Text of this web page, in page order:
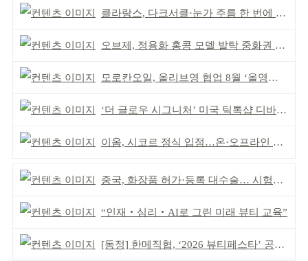
클라랑스, 다크서클·눈가 주름 한 번에 더블 케어
오브제, 정용화 홍콩 모델 발탁 중화권 공략 강화
모로칸오일, 올리브영 협업 8월 ‘올영픽’ 선정
‘더 글로우 시그니처’ 미국 틱톡샵 디바이스 부문 1위
이옴, 시코르 정식 입점…온·오프라인 유통망 확대
중국, 화장품 허가·등록 대수술… 시험자료 공용 허용
“인재‧심리‧AI로 그린 미래 뷰티 교육”
[동정] 한메직협, ‘2026 뷰티페스타’ 공동 주최